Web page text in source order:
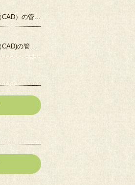
犬アトピー性皮膚炎（CAD）の管理について②
犬アトピー性皮膚炎（CAD)の管理について①